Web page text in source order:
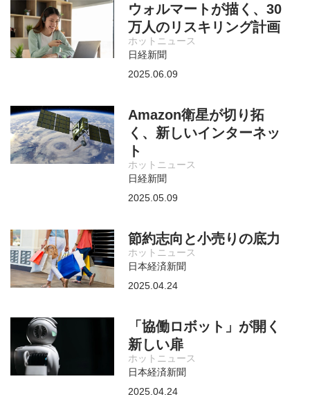
ウォルマートが描く、30
万人のリスキリング計画
ホットニュース
日経新聞
2025.06.09
Amazon衛星が切り拓
く、新しいインターネッ
ト
ホットニュース
日経新聞
2025.05.09
節約志向と小売りの底力
ホットニュース
日本経済新聞
2025.04.24
「協働ロボット」が開く
新しい扉
ホットニュース
日本経済新聞
2025.04.24